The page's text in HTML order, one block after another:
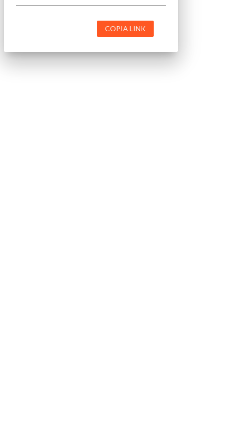
COPIA LINK